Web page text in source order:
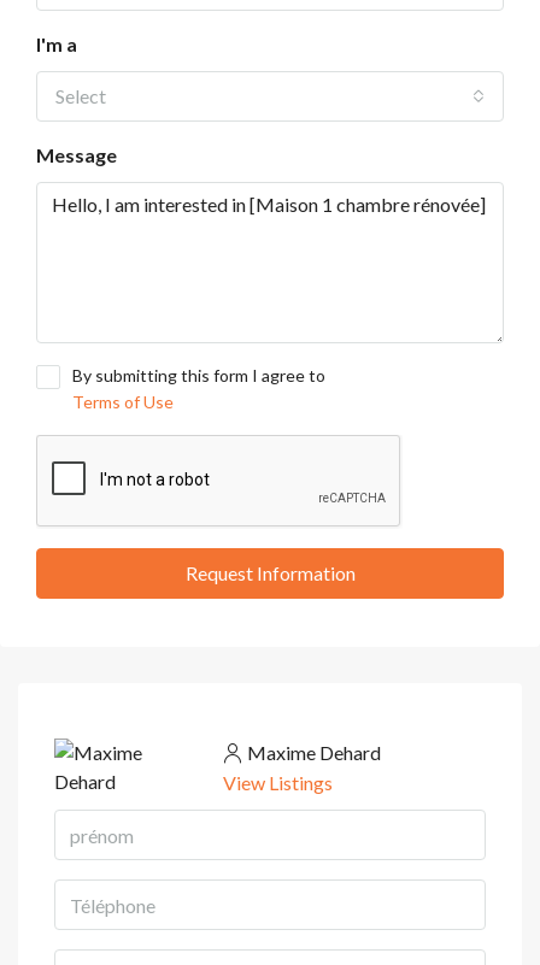
I'm a
Select
Message
By submitting this form I agree to
Terms of Use
Request Information
Maxime Dehard
View Listings